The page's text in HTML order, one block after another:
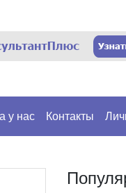
у нас Контакты